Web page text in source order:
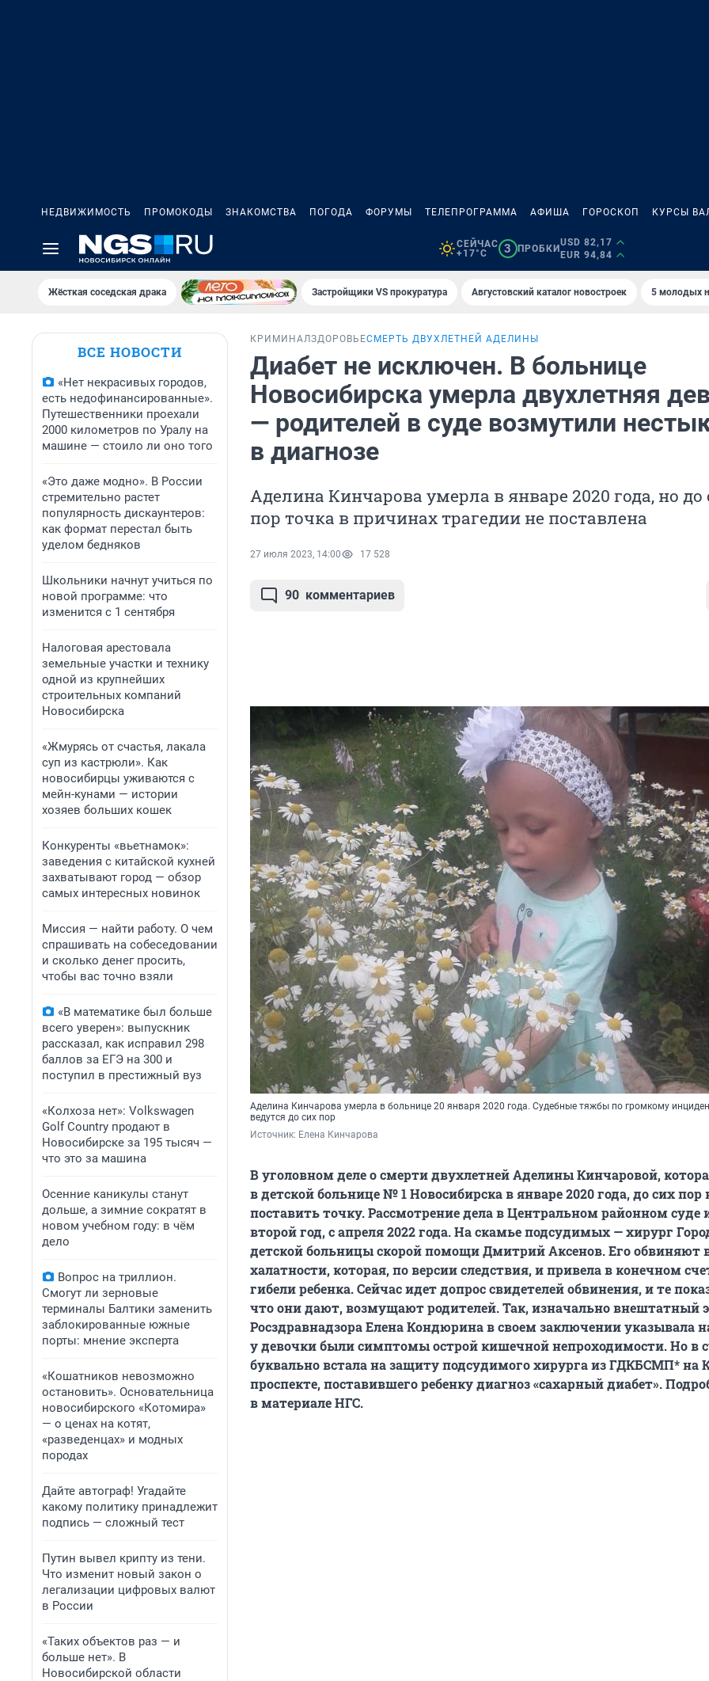
НЕДВИЖИМОСТЬ ПРОМОКОДЫ ЗНАКОМСТВА ПОГОДА ФОРУМЫ ТЕЛЕПРОГРАММА АФИША ГОРОСКОП КУРСЫ
СЕЙЧАС
+17°C
3 ПРОБКИ
USD 82,17
EUR 94,84
Жёсткая соседская драка Застройщики VS прокуратура Августовский каталог новостроек 5 молодых
ВСЕ НОВОСТИ
«Нет некрасивых городов,
есть недофинансированные».
Путешественники проехали
2000 километров по Уралу на
машине — стоило ли оно того
«Это даже модно». В России
стремительно растет
популярность дискаунтеров:
как формат перестал быть
уделом бедняков
Школьники начнут учиться по
новой программе: что
изменится с 1 сентября
Налоговая арестовала
земельные участки и технику
одной из крупнейших
строительных компаний
Новосибирска
«Жмурясь от счастья, лакала
суп из кастрюли». Как
новосибирцы уживаются с
мейн-кунами — истории
хозяев больших кошек
Конкуренты «вьетнамок»:
заведения с китайской кухней
захватывают город — обзор
самых интересных новинок
Миссия — найти работу. О чем
спрашивать на собеседовании
и сколько денег просить,
чтобы вас точно взяли
«В математике был больше
всего уверен»: выпускник
рассказал, как исправил 298
баллов за ЕГЭ на 300 и
поступил в престижный вуз
«Колхоза нет»: Volkswagen
Golf Сountry продают в
Новосибирске за 195 тысяч —
что это за машина
Осенние каникулы станут
дольше, а зимние сократят в
новом учебном году: в чём
дело
Вопрос на триллион.
Смогут ли зерновые
терминалы Балтики заменить
заблокированные южные
порты: мнение эксперта
«Кошатников невозможно
остановить». Основательница
новосибирского «Котомира»
— о ценах на котят,
«разведенцах» и модных
породах
Дайте автограф! Угадайте
какому политику принадлежит
подпись — сложный тест
Путин вывел крипту из тени.
Что изменит новый закон о
легализации цифровых валют
в России
«Таких объектов раз — и
больше нет». В
Новосибирской области
КРИМИНАЛЗДОРОВЬЕСМЕРТЬ ДВУХЛЕТНЕЙ АДЕЛИНЫ
Диабет не исключен. В больнице
Новосибирска умерла двухлетняя
— родителей в суде возмутили
в диагнозе
Аделина Кинчарова умерла в январе 2020 года, но до
пор точка в причинах трагедии не поставлена
27 июля 2023, 14:00 17 528
90 комментариев
Аделина Кинчарова умерла в больнице 20 января 2020 года. Судебные тяжбы по громкому
ведутся до сих пор
Источник: Елена Кинчарова
В уголовном деле о смерти двухлетней Аделины Кинчаровой,
в детской больнице № 1 Новосибирска в январе 2020 года, до сих пор
поставить точку. Рассмотрение дела в Центральном районном суде
второй год, с апреля 2022 года. На скамье подсудимых — хирург
детской больницы скорой помощи Дмитрий Аксенов. Его обвиняют
халатности, которая, по версии следствия, и привела в конечном
гибели ребенка. Сейчас идет допрос свидетелей обвинения, и те
что они дают, возмущают родителей. Так, изначальновнештатный
Росздравнадзора Елена Кондюрина в своем заключении указывала
у девочки были симптомы острой кишечной непроходимости. Но в
буквально встала на защиту подсудимого хирурга из ГДКБСМП* на
проспекте, поставившего ребенку диагноз «сахарный диабет».
в материале НГС.